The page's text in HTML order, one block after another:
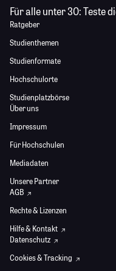
Für alle unter 30:Teste
Ratgeber
Studienthemen
Studienformate
Hochschulorte
Studienplatzbörse
Über uns
Impressum
Für Hochschulen
Mediadaten
Unsere Partner
AGB
Rechte & Lizenzen
Hilfe & Kontakt
Datenschutz
Cookies & Tracking